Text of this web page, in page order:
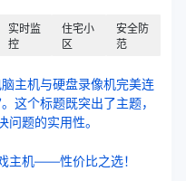
实时监
控
住宅小
区
安全防
范
主机与硬盘录像机完美连
个标题既突出了主题，
题的实用性。
主机——性价比之选！